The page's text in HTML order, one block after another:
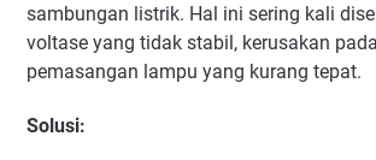
sambungan listrik. Hal ini sering kali
voltase yang tidak stabil, kerusakan
pemasangan lampu yang kurang tepat.
Solusi: